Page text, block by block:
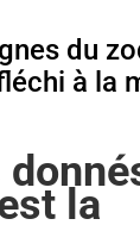
du
à la
la